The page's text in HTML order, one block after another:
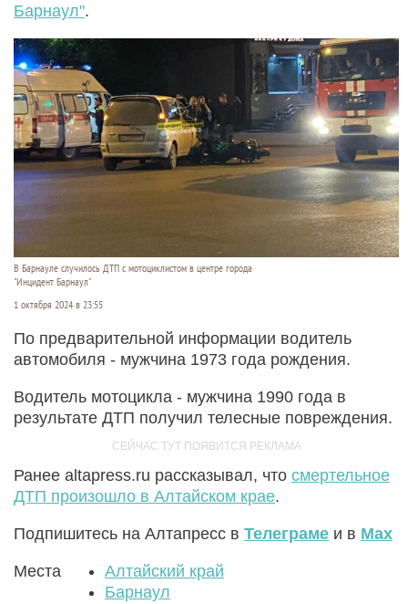
Барнаул".
В Барнауле случилось ДТП с мотоциклистом в центре города
"Инцидент Барнаул"
1 октября 2024 в 23:55
По предварительной информации водитель
автомобиля - мужчина 1973 года рождения.
Водитель мотоцикла - мужчина 1990 года в
результате ДТП получил телесные повреждения.
Ранее altapress.ru рассказывал, что смертельное
ДТП произошло в Алтайском крае.
Подпишитесь на Алтапресс в Телеграме и в Max
Места
Алтайский край
Барнаул